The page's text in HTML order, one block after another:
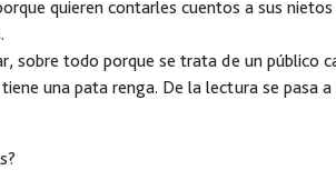
quieren contarles cuentos a sus
sobre todo porque se trata de un público
una pata renga. De la lectura se pasa